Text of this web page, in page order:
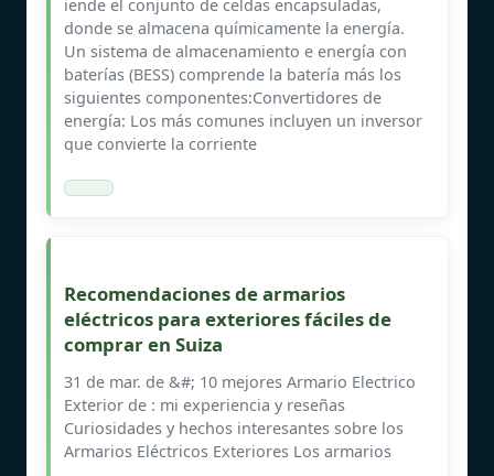
iende el conjunto de celdas encapsuladas,
donde se almacena químicamente la energía.
Un sistema de almacenamiento e energía con
baterías (BESS) comprende la batería más los
siguientes componentes:Convertidores de
energía: Los más comunes incluyen un inversor
que convierte la corriente
Recomendaciones de armarios
eléctricos para exteriores fáciles de
comprar en Suiza
31 de mar. de &#; 10 mejores Armario Electrico
Exterior de : mi experiencia y reseñas
Curiosidades y hechos interesantes sobre los
Armarios Eléctricos Exteriores Los armarios